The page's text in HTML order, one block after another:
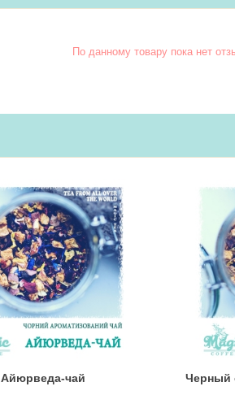
По данному товару пока нет
Айюрведа-чай Черный